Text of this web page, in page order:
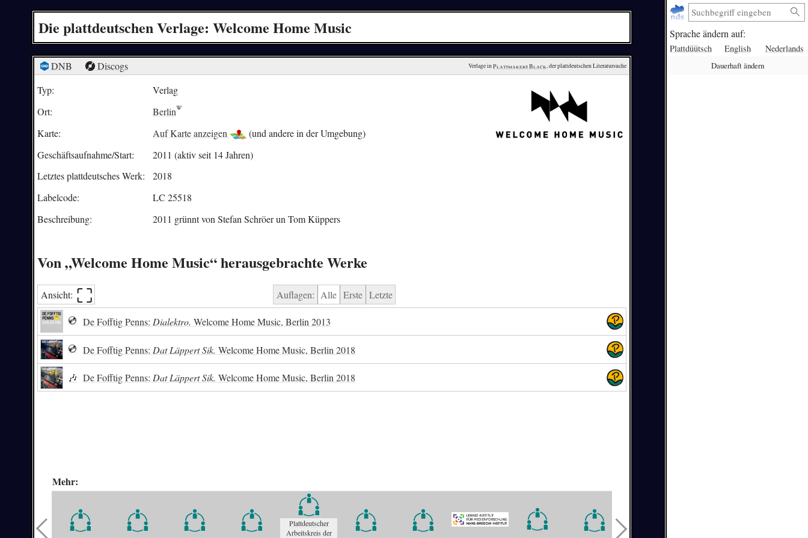
Sprache ändern auf:
Plattdüütsch English Nederlands
Dauerhaft ändern
Die plattdeutschen Verlage: Welcome Home Music
DNB Discogs Verlage in Plattmakers Black, der plattdeutschen Literatursuche
Typ:
Verlag
Ort:
Berlin
Karte:
Auf Karte anzeigen
(und andere in der Umgebung)
Geschäftsaufnahme/Start:
2011 (aktiv seit 14 Jahren)
Letztes plattdeutsches Werk:
2018
Labelcode:
LC 25518
Beschreibung:
2011 grünnt von Stefan Schröer un Tom Küppers
Von „Welcome Home Music“ herausgebrachte Werke
Ansicht: ⛶︎ Auflagen: Alle Erste Letzte
💿 De Fofftig Penns: Dialektro. Welcome Home Music, Berlin 2013
💿 De Fofftig Penns: Dat Läppert Sik. Welcome Home Music, Berlin 2018
🎶 De Fofftig Penns: Dat Läppert Sik. Welcome Home Music, Berlin 2018
Mehr:
Plattdeutscher
Arbeitskreis der